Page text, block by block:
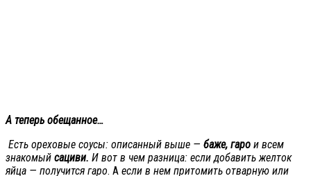
А теперь обещанное…
Есть ореховые соусы: описанный выше — баже, гаро и всем
знакомый сациви. И вот в чем разница: если добавить желток
яйца — получится гаро. А если в нем притомить отварную или